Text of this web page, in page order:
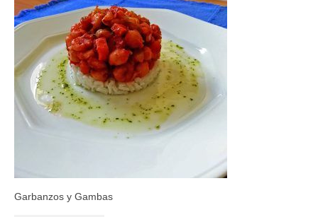
El Libro de 200 MOMENTOS FELICES!!!
Contacto
Garbanzos y Gambas